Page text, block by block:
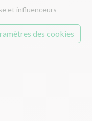
et influenceurs
des cookies